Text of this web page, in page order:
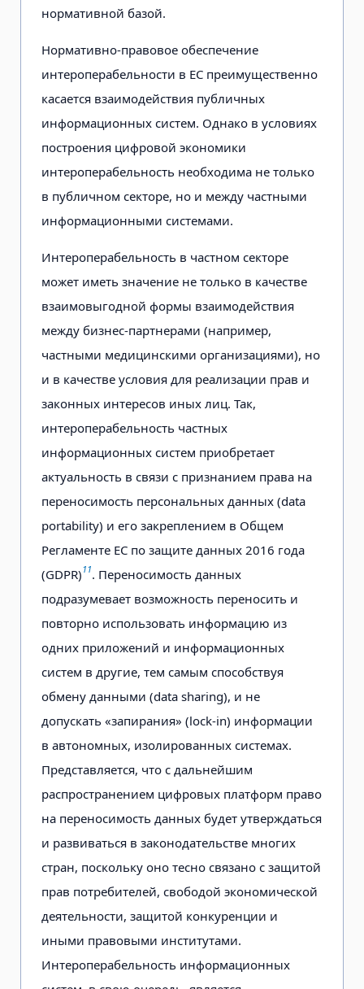
нормативной базой.
Нормативно-правовое обеспечение
интероперабельности в ЕС преимущественно
касается взаимодействия публичных
информационных систем. Однако в условиях
построения цифровой экономики
интероперабельность необходима не только
в публичном секторе, но и между частными
информационными системами.
Интероперабельность в частном секторе
может иметь значение не только в качестве
взаимовыгодной формы взаимодействия
между бизнес-партнерами (например,
частными медицинскими организациями), но
и в качестве условия для реализации прав и
законных интересов иных лиц. Так,
интероперабельность частных
информационных систем приобретает
актуальность в связи с признанием права на
переносимость персональных данных (data
portability) и его закреплением в Общем
Регламенте ЕС по защите данных 2016 года
(GDPR)11. Переносимость данных
подразумевает возможность переносить и
повторно использовать информацию из
одних приложений и информационных
систем в другие, тем самым способствуя
обмену данными (data sharing), и не
допускать «запирания» (lock-in) информации
в автономных, изолированных системах.
Представляется, что с дальнейшим
распространением цифровых платформ право
на переносимость данных будет утверждаться
и развиваться в законодательстве многих
стран, поскольку оно тесно связано с защитой
прав потребителей, свободой экономической
деятельности, защитой конкуренции и
иными правовыми институтами.
Интероперабельность информационных